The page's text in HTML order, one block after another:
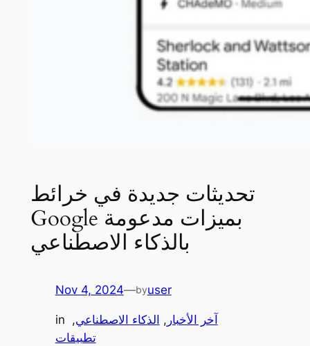
تحديثات جديدة في خرائط
Google بميزات مدعومة
بالذكاء الاصطناعي
Nov 4, 2024—byuser
in آخر الأخبار , الذكاء الاصطناعي,
تطبيقات